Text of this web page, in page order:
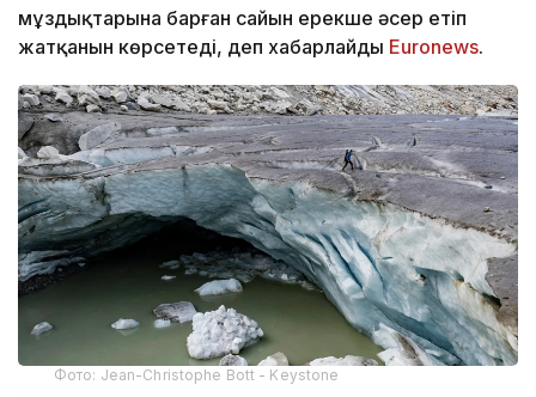
мұздықтарына барған сайын ерекше әсер етіп
жатқанын көрсетеді, деп хабарлайды Еuronews.
Фото: Jean-Christophe Bott - Keystone